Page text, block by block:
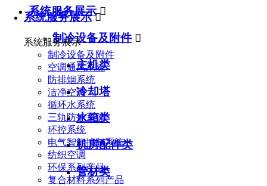
系统服务展示 
系统服务展示
制冷设备及附件
空调通风系统
防排烟系统
洁净空调
循环水系统
三轨防护系统
环控系统
电气智能控制系统
纺织空调
环保系列产品
复合材料系列产品
系统服务展示 
制冷设备及附件 
主机类
冷却塔
水箱类
机房配件类
管材类